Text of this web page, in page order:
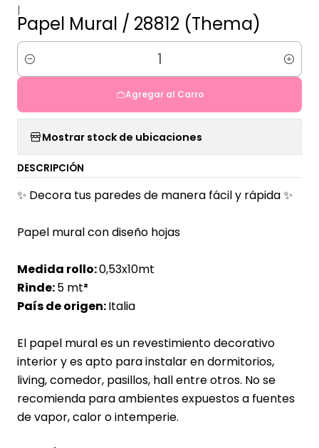
Papel Mural / 28812 (Thema)
Cantidad
Agregar al Carro
Mostrar stock de ubicaciones
DESCRIPCIÓN
✨ Decora tus paredes de manera fácil y rápida ✨
Papel mural con diseño hojas
Medida rollo:0,53x10mt
Rinde:5 mt²
País de origen:Italia
El papel mural es un revestimiento decorativo
interior y es apto para instalar en dormitorios,
living, comedor, pasillos, hall entre otros. No se
recomienda para ambientes expuestos a fuentes
de vapor, calor o intemperie.